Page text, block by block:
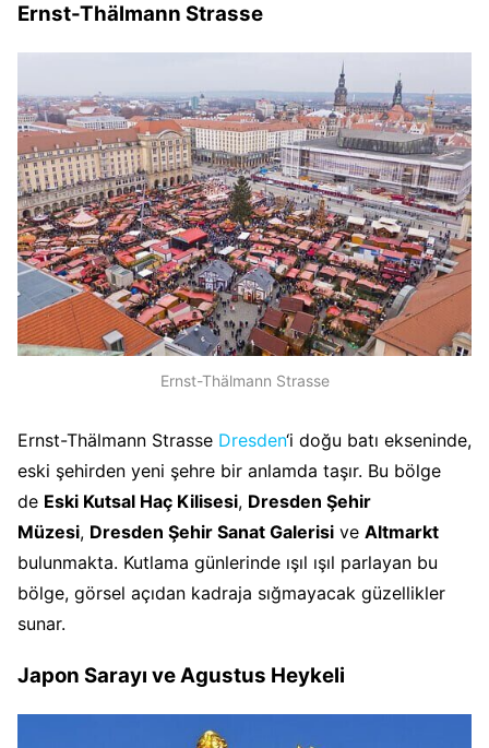
Ernst-Thälmann Strasse
Ernst-Thälmann Strasse
Ernst-Thälmann Strasse Dresden‘i doğu batı ekseninde,
eski şehirden yeni şehre bir anlamda taşır. Bu bölge
de Eski Kutsal Haç Kilisesi, Dresden Şehir
Müzesi, Dresden Şehir Sanat Galerisi ve Altmarkt
bulunmakta. Kutlama günlerinde ışıl ışıl parlayan bu
bölge, görsel açıdan kadraja sığmayacak güzellikler
sunar.
Japon Sarayı veAgustus Heykeli